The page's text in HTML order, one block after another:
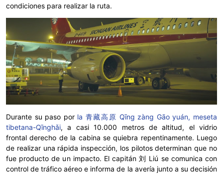
condiciones para realizar la ruta.
Durante su paso por la 青藏高原 Qīng zàng Gāo yuán, meseta
tibetana-Qīnghǎi, a casi 10.000 metros de altitud, el vidrio
frontal derecho de la cabina se quiebra repentinamente. Luego
de realizar una rápida inspección, los pilotos determinan que no
fue producto de un impacto. El capitán 刘 Liú se comunica con
control de tráfico aéreo e informa de la avería junto a su decisión